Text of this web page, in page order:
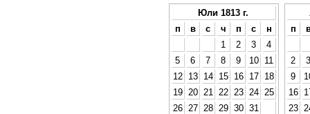
Юли 1813 г.
п
в с ч п с
н
1
2 3
4
5
6 7 8 9 10
11
12
13 14 15 16 17
18
19
20 21 22 23 24
25
26
27 28 29 30 31
п
2
3
9
16
23